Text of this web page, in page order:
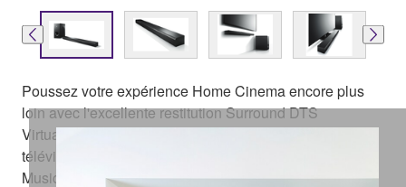
Poussez votre expérience Home Cinema encore plus
loin avec l'excellente restitution Surround DTS
Virtual:X™. Compatible avec les derniers modèles de
téléviseurs 4K ultra haute définition, la
MusicCast BAR 400 équipée d'un subwoofer sans fil